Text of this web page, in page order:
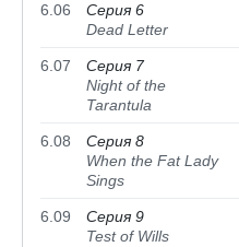
6.06
Серия 6
Dead Letter
6.07
Серия 7
Night of the
Tarantula
6.08
Серия 8
When the Fat Lady
Sings
6.09
Серия 9
Test of Wills